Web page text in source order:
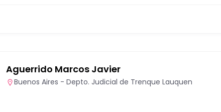
Aguerrido Marcos Javier
Buenos Aires - Depto. Judicial de Trenque Lauquen